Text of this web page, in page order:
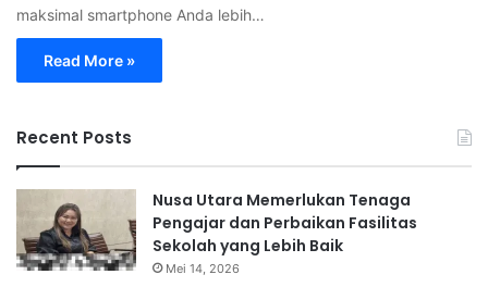
maksimal smartphone Anda lebih…
Read More »
Recent Posts
Nusa Utara Memerlukan Tenaga
Pengajar dan Perbaikan Fasilitas
Sekolah yang Lebih Baik
Mei 14, 2026